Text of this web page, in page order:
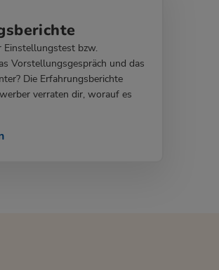
bzw.
Vorstellungsgespräch und das
Die Erfahrungsberichte
verraten dir, worauf es